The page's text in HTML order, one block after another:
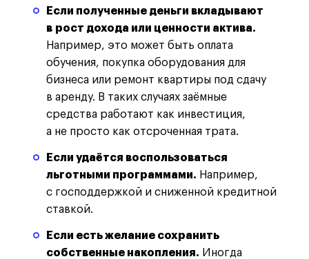
Если полученные деньги вкладывают
в рост дохода или ценности актива.
Например, это может быть оплата
обучения, покупка оборудования для
бизнеса или ремонт квартиры под сдачу
в аренду. В таких случаях заёмные
средства работают как инвестиция,
а не просто как отсроченная трата.
Если удаётся воспользоваться
льготными программами. Например,
с господдержкой и сниженной кредитной
ставкой.
Если есть желание сохранить
собственные накопления. Иногда